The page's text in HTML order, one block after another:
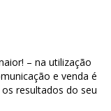
– na utilização
e venda é
resultados do seu